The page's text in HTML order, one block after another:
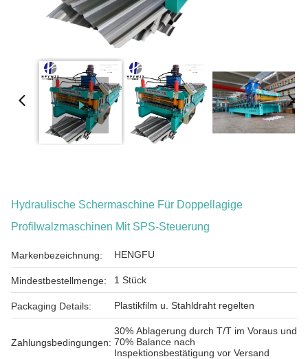
Hydraulische Schermaschine Für Doppellagige
Profilwalzmaschinen Mit SPS-Steuerung
Markenbezeichnung: HENGFU
Mindestbestellmenge: 1 Stück
Packaging Details: Plastikfilm u. Stahldraht regelten
Zahlungsbedingungen:
30% Ablagerung durch T/T im Voraus und
70% Balance nach
Inspektionsbestätigung vor Versand